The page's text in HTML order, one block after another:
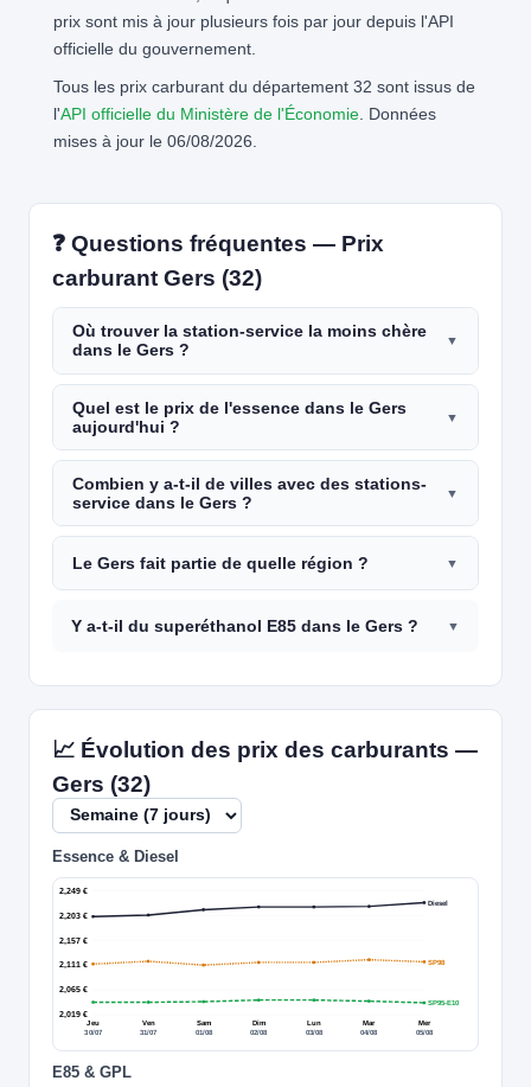
prix sont mis à jour plusieurs fois par jour depuis l'API
officielle du gouvernement.
Tous les prix carburant du département 32 sont issus de
l'API officielle du Ministère de l'Économie. Données
mises à jour le 06/08/2026.
❓ Questions fréquentes — Prix
carburant Gers (32)
Où trouver la station-service la moins chère
dans le Gers ?
Quel est le prix de l'essence dans le Gers
aujourd'hui ?
Combien y a-t-il de villes avec des stations-
service dans le Gers ?
Le Gers fait partie de quelle région ?
Y a-t-il du superéthanol E85 dans le Gers ?
📈 Évolution des prix des carburants —
Gers (32)
Essence & Diesel
2,019 €
2,065 €
2,111 €
2,157 €
2,203 €
2,249 €
Jeu
30/07
Ven
31/07
Sam
01/08
Dim
02/08
Lun
03/08
Mar
04/08
Mer
05/08
Diesel
SP95-E10
SP98
E85 & GPL